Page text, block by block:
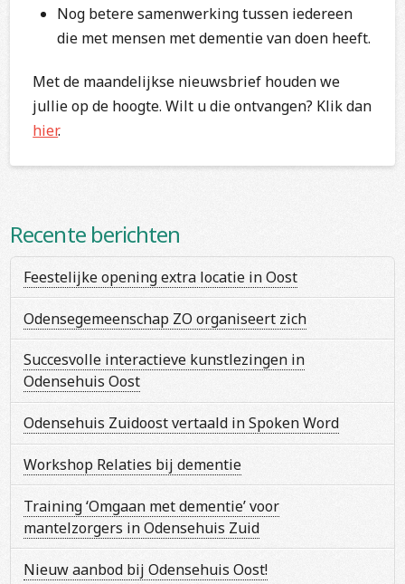
Nog betere samenwerking tussen iedereen
die met mensen met dementie van doen heeft.
Met de maandelijkse nieuwsbrief houden we
jullie op de hoogte. Wilt u die ontvangen? Klik dan
hier.
Recente berichten
Feestelijke opening extra locatie in Oost
Odensegemeenschap ZO organiseert zich
Succesvolle interactieve kunstlezingen in
Odensehuis Oost
Odensehuis Zuidoost vertaald in Spoken Word
Workshop Relaties bij dementie
Training ‘Omgaan met dementie’ voor
mantelzorgers in Odensehuis Zuid
Nieuw aanbod bij Odensehuis Oost!